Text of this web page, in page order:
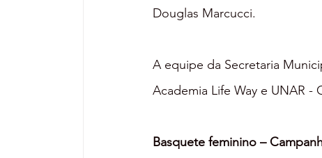
Douglas Marcucci.
A equipe da Secretaria
Academia Life Way e UNAR -
Basquete feminino –